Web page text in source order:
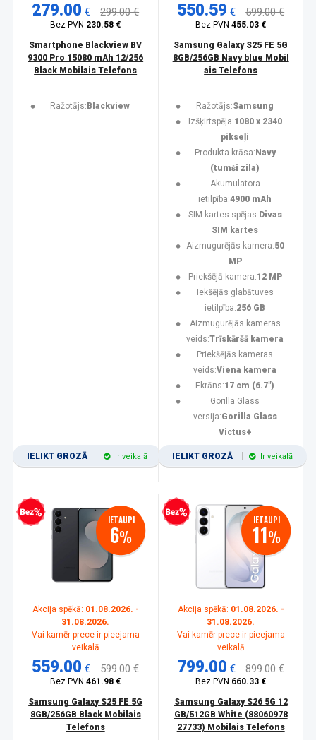
279.00 € 299.00 €
Bez PVN 230.58 €
Smartphone Blackview BV
9300 Pro 15080 mAh 12/256
Black Mobilais Telefons
Ražotājs: Blackview
IELIKT GROZĀ Ir veikalā
550.59 € 599.00 €
Bez PVN455.03 €
Samsung Galaxy S25 FE 5G
8GB/256GB Navy blue Mobil
ais Telefons
Ražotājs:Samsung
Izšķirtspēja:1080 x 2340
pikseļi
Produkta krāsa: Navy
(tumši zila)
Akumulatora
ietilpība:4900 mAh
SIM kartes spējas: Divas
SIM kartes
Aizmugurējās kamera:50
MP
Priekšējā kamera:12 MP
Iekšējās glabātuves
ietilpība:256 GB
Aizmugurējās kameras
veids:Trīskāršā kamera
Priekšējās kameras
veids:Viena kamera
Ekrāns:17 cm (6.7")
Gorilla Glass
versija:Gorilla Glass
Victus+
IELIKT GROZĀ Ir veikalā
kredīts IETAUPI
6%
Akcija spēkā: 01.08.2026. -
31.08.2026.
Vai kamēr prece ir pieejama
veikalā
559.00 € 599.00 €
Bez PVN461.98 €
Samsung Galaxy S25 FE 5G
8GB/256GB Black Mobilais
Telefons
Bezprocentu kredīts IETAUPI
11%
Akcija spēkā: 01.08.2026. -
31.08.2026.
Vai kamēr prece ir pieejama
veikalā
799.00 € 899.00 €
Bez PVN 660.33 €
Samsung Galaxy S26 5G 12
GB/512GB White (88060978
27733) Mobilais Telefons